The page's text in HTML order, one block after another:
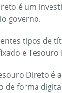
é um
governo.
tipos de
e Tesouro
Direto é
de forma